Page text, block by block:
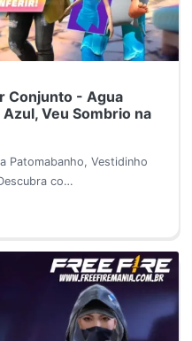
Conjunto - Agua
Veu Sombrio na
Patomabanho, Vestidinho
co…